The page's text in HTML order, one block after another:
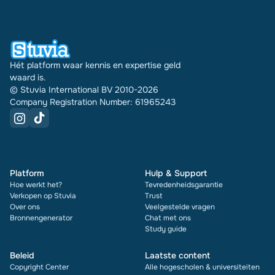
Hét platform waar kennis en expertise geld
waard is.
© Stuvia International BV 2010-2026
Company Registration Number: 61965243
Platform
Hoe werkt het?
Verkopen op Stuvia
Over ons
Bronnengenerator
Hulp & Support
Tevredenheidsgarantie
Trust
Veelgestelde vragen
Chat met ons
Study guide
Beleid
Copyright Center
Laatste content
Alle hogescholen & universiteiten